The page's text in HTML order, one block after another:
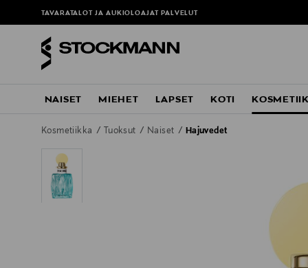
TAVARATALOT JA AUKIOLOAJAT PALVELUT
NAISET MIEHET LAPSET KOTI
Kosmetiikka Tuoksut Naiset Hajuvedet